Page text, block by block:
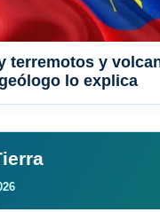
terremotos y
lo explica